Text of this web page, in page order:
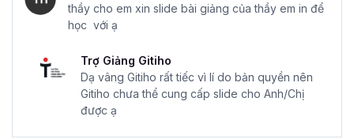
thầy cho em xin slide bài giảng của thầy em in để
học với ạ
Trợ Giảng Gitiho
Dạ vâng Gitiho rất tiếc vì lí do bản quyền nên
Gitiho chưa thể cung cấp slide cho Anh/Chị
được ạ